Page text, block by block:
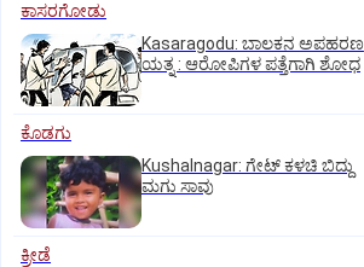
ಕಾಸರಗೋಡು
Kasaragodu: ಬಾಲಕನ ಅಪಹರಣ
ಯತ್ನ : ಆರೋಪಿಗಳ ಪತ್ತೆಗಾಗಿ ಶೋಧ
ಕೊಡಗು
Kushalnagar: ಗೇಟ್ ಕಳಚಿ ಬಿದ್ದು
ಮಗು ಸಾವು
ಕ್ರೀಡೆ